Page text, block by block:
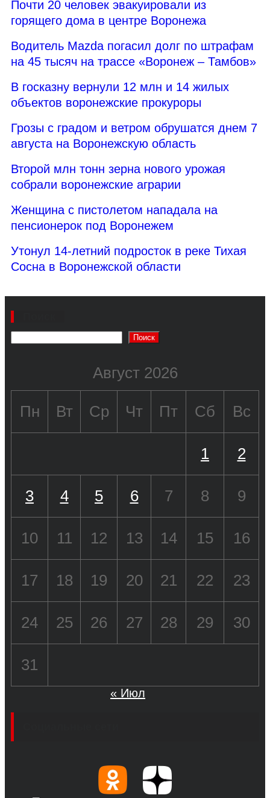
Почти 20 человек эвакуировали из
горящего дома в центре Воронежа
Водитель Mazda погасил долг по штрафам
на 45 тысяч на трассе «Воронеж – Тамбов»
В госказну вернули 12 млн и 14 жилых
объектов воронежские прокуроры
Грозы с градом и ветром обрушатся днем 7
августа на Воронежскую область
Второй млн тонн зерна нового урожая
собрали воронежские аграрии
Женщина с пистолетом нападала на
пенсионерок под Воронежем
Утонул 14-летний подросток в реке Тихая
Сосна в Воронежской области
Поиск
Август 2026
Пн Вт Ср Чт Пт Сб Вс
1 2
3 4 5 6 7 8 9
10 11 12 13 14 15 16
17 18 19 20 21 22 23
24 25 26 27 28 29 30
31
« Июл